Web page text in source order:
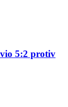
5:2 protiv